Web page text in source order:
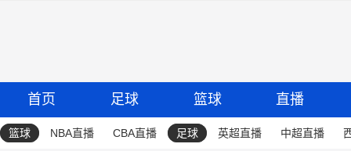
首页 足球 篮球 直播
篮球 NBA直播 CBA直播 足球 英超直播 中超直播